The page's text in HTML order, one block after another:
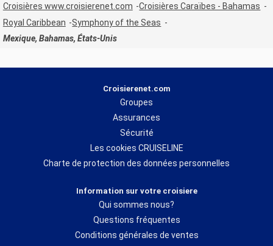
Croisières www.croisierenet.com
Croisières Caraïbes - Bahamas
Royal Caribbean
Symphony of the Seas
Mexique, Bahamas, États-Unis
Croisierenet.com
Groupes
Assurances
Sécurité
Les cookies CRUISELINE
Charte de protection des données personnelles
Information sur votre croisiere
Qui sommes nous?
Questions fréquentes
Conditions générales de ventes